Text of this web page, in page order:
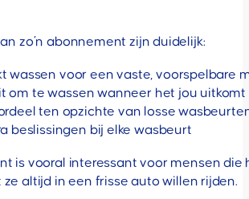
zo’n abonnement zijn duidelijk:
wassen voor een vaste, voorspelbare
om te wassen wanneer het jou uitkomt
ten opzichte van losse
beslissingen bij elke wasbeurt
is vooral interessant voor mensen
altijd in een frisse auto willen rijden.